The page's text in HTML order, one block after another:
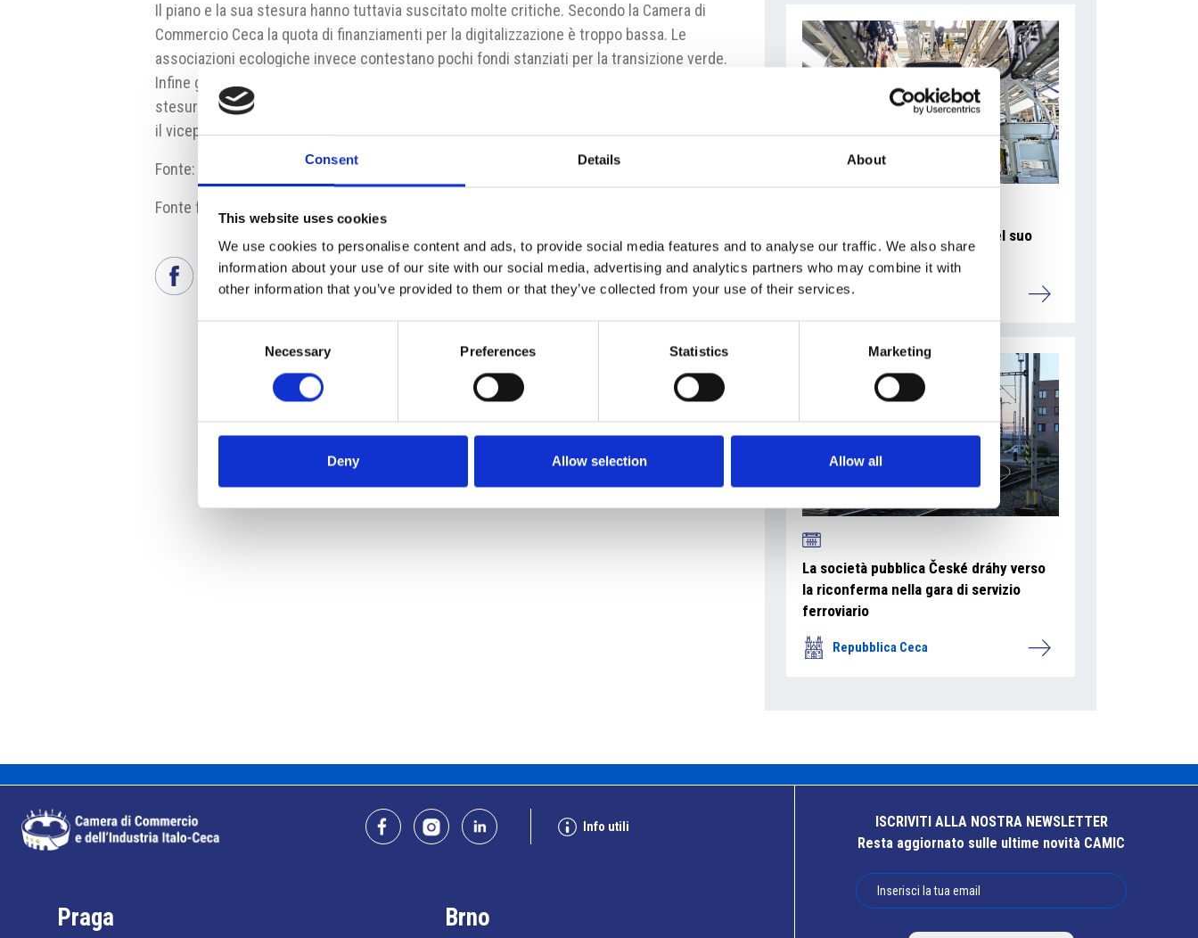
Consent Details About
This website uses cookies
We use cookies to personalise content and ads, to provide social media features and to analyse our traffic. We also share
information about your use of our site with our social media, advertising and analytics partners who may combine it with
other information that you’ve provided to them or that they’ve collected from your use of their services.
Necessary Preferences Statistics Marketing
Deny Allow selection Allow all
Il piano e la sua stesura hanno tuttavia suscitato molte critiche. Secondo la Camera di
Commercio Ceca la quota di finanziamenti per la digitalizzazione è troppo bassa. Le
associazioni ecologiche invece contestano pochi fondi stanziati per la transizione verde.
Infine gli enti locali lamentano di non essere stati consultati a sufficienza durante la
stesura del piano. „E‘ un piano preparato con onestà e discusso in dettaglio“ ha ribattuto
il vicepremier Havlíček.
Fonte:
Fonte fotografia: vlada.cz
La Škoda avvia la produzione del suo
SUV Peaq
Repubblica Ceca
La società pubblica České dráhy verso
la riconferma nella gara di servizio
ferroviario
Repubblica Ceca
Info utili
Praga Brno
ISCRIVITI ALLA NOSTRA NEWSLETTER
Resta aggiornato sulle ultime novità CAMIC